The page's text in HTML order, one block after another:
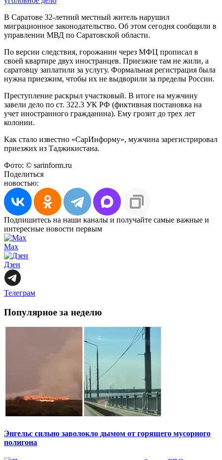
В Саратове 32-летний местный житель нарушил
миграционное законодательство. Об этом сегодня сообщили в
управлении МВД по Саратовской области.
По версии следствия, горожанин через МФЦ прописал в
своей квартире двух иностранцев. Приезжие там не жили, а
саратовцу заплатили за услугу. Формальная регистрация была
нужна приезжим, чтобы их не выдворили за пределы России.
Преступление раскрыл участковый. В итоге на мужчину
завели дело по ст. 322.3 УК РФ (фиктивная постановка на
учет иностранного гражданина). Ему грозит до трех лет
колонии.
Как стало известно «СарИнформу», мужчина зарегистрировал
приезжих из Таджикистана.
Фото: © sarinform.ru
Поделиться
новостью:
Подпишитесь на наши каналы и получайте самые важные и
интересные новости первым
Max
Дзен
Телеграм
Популярное за неделю
Энгельс сильно заволокло дымом от горящего мусорного
полигона